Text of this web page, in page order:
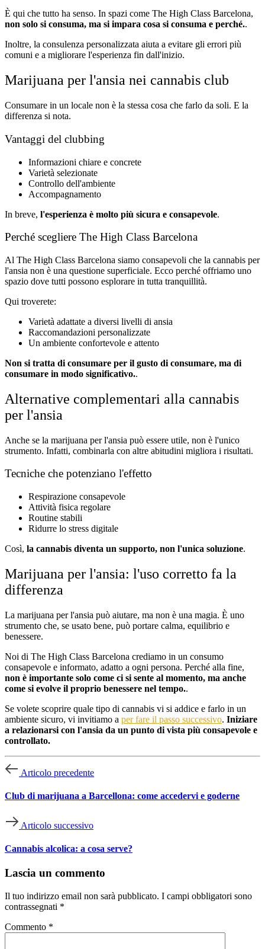
È qui che tutto ha senso. In spazi come The High Class Barcelona,
non solo si consuma, ma si impara cosa si consuma e perché..
Inoltre, la consulenza personalizzata aiuta a evitare gli errori più
comuni e a migliorare l'esperienza fin dall'inizio.
Marijuana per l'ansia nei cannabis club
Consumare in un locale non è la stessa cosa che farlo da soli. E la
differenza si nota.
Vantaggi del clubbing
Informazioni chiare e concrete
Varietà selezionate
Controllo dell'ambiente
Accompagnamento
In breve, l'esperienza è molto più sicura e consapevole.
Perché scegliere The High Class Barcelona
Al The High Class Barcelona siamo consapevoli che la cannabis per
l'ansia non è una questione superficiale. Ecco perché offriamo uno
spazio dove tutti possono esplorare in tutta tranquillità.
Qui troverete:
Varietà adattate a diversi livelli di ansia
Raccomandazioni personalizzate
Un ambiente confortevole e attento
Non si tratta di consumare per il gusto di consumare, ma di
consumare in modo significativo..
Alternative complementari alla cannabis
per l'ansia
Anche se la marijuana per l'ansia può essere utile, non è l'unico
strumento. Infatti, combinarla con altre abitudini migliora i risultati.
Tecniche che potenziano l'effetto
Respirazione consapevole
Attività fisica regolare
Routine stabili
Ridurre lo stress digitale
Così, la cannabis diventa un supporto, non l'unica soluzione.
Marijuana per l'ansia: l'uso corretto fa la
differenza
La marijuana per l'ansia può aiutare, ma non è una magia. È uno
strumento che, se usato bene, può portare calma, equilibrio e
benessere.
Noi di The High Class Barcelona crediamo in un consumo
consapevole e informato, adatto a ogni persona. Perché alla fine,
non è importante solo come ci si sente al momento, ma anche
come si evolve il proprio benessere nel tempo..
Se volete scoprire quale tipo di cannabis vi si addice e farlo in un
ambiente sicuro, vi invitiamo a per fare il passo successivo. Iniziare
a relazionarsi con l'ansia da un punto di vista più consapevole e
controllato.
Articolo precedente
Club di marijuana a Barcellona: come accedervi e goderne
Articolo successivo
Cannabis alcolica: a cosa serve?
Lascia un commento
Il tuo indirizzo email non sarà pubblicato. I campi obbligatori sono
contrassegnati *
Commento *